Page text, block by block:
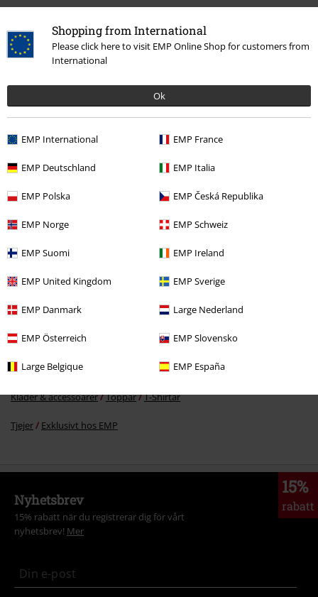
Shopping from International
Please click here to visit EMP Online Shop for customers from
International
Ok
EMP International EMP France
EMP Deutschland EMP Italia
EMP Polska EMP Česká Republika
EMP Norge EMP Schweiz
EMP Suomi EMP Ireland
EMP United Kingdom EMP Sverige
EMP Danmark Large Nederland
EMP Österreich EMP Slovensko
Large Belgique EMP España
349:-
More categories. More options.
Rea % Kläder T-shirts & Toppar T-Shirts
Rea % Film & TV
Nytt Kläder T-shirts & Toppar T-shirts
Kläder & accessoarer Toppar T-Shirtar
Tjejer Exklusivt hos EMP
15%
rabatt
Nyhetsbrev
15% rabatt när du registrerar dig för vårt
nyhetsbrev! Mer